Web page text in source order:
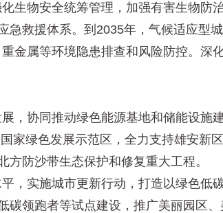
物安全统筹管理，加强有害生物防
救援体系。到2035年，气候适应型城
属等环境隐患排查和风险防控。深
协同推动绿色能源基地和储能设施
家绿色发展示范区，全力支持雄安新
防沙带生态保护和修复重大工程。
实施城市更新行动，打造以绿色低
领跑者等试点建设，推广美丽园区、